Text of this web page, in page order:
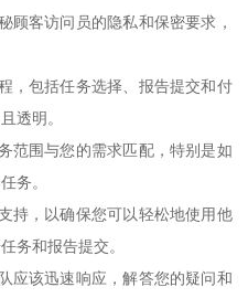
顾客访问员的隐私和保密要求，
，包括任务选择、报告提交和付
透明。
范围与您的需求匹配，特别是如
务。
持，以确保您可以轻松地使用他
务和报告提交。
应该迅速响应，解答您的疑问和